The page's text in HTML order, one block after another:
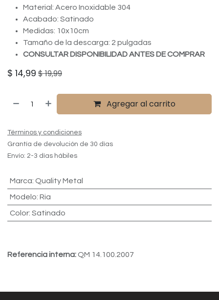
Material: Acero Inoxidable 304
Acabado: Satinado
Medidas: 10x10cm
Tamaño de la descarga: 2 pulgadas
CONSULTAR DISPONIBILIDAD ANTES DE COMPRAR
$ 14,99 $19,99
Agregar al carrito
Términos y condiciones
Grantía de devolución de 30 días
Envío: 2-3 días hábiles
Marca: Quality Metal
Modelo: Ria
Color: Satinado
Referencia interna: QM 14.100.2007